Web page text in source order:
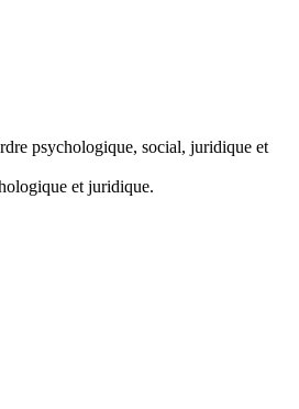
psychologique, social, juridique et
et juridique.